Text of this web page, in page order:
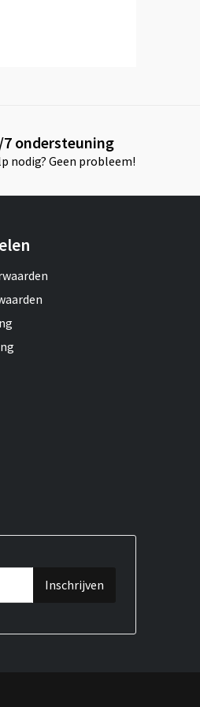
7 ondersteuning
nodig? Geen probleem!